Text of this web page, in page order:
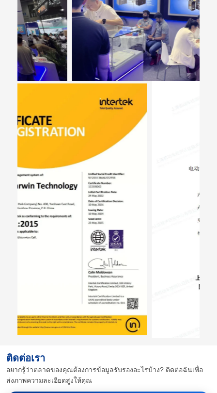
ติดต่อเรา
อยากรู้ว่าตลาดของคุณต้องการข้อมูลรับรองอะไรบ้าง? ติดต่อฉันเพื่อ
ส่งภาพความละเอียดสูงให้คุณ